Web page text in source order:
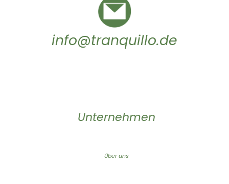
info@tranquillo.de
Unternehmen
Über uns